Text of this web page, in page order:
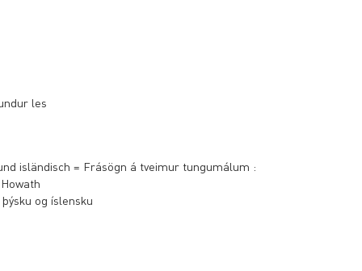
les
isländisch = Frásögn á tveimur tungumálum :
og íslensku